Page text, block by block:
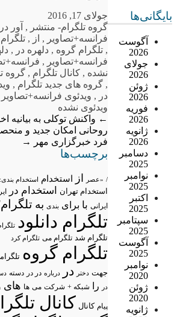
بایگانی‌ها
آگوست
2026
جولای
2026
ژوئن
2026
فوریه
2026
ژانویه
2026
دسامبر
2025
نوامبر
2025
اکتبر
2025
سپتامبر
2025
آگوست
2025
نوامبر
2020
ژوئن
2020
ژانویه
جولای 17, 2016
گروه تلگرام- منتشر , آور در
فرانسه+تصاویر , از , تلگرام
, تلگرام گروه , دلهره در ,
فرانسه+تصاویر ,
نشده , کانال تلگرام , گروه
, گروه های جدید تلگرام ,
در , ویدئوی فرانسه+تصاویر
ویدئوی نشده
← واکنش توکلی به بیانیه
روحانی امکان جدید و
فرد خبرگزاری مهر
→
برچسب‌ها
/ «عصر از استخدام استخدام بندی:
استخدام تهران استخدام در
ایرانی با برای بندی به
تلگرام دانلود
تلگرام شد تلگرام می تلگرام کرد
تلگرام گروه
جهت دختر در درباره در در دسته
در
را شبکه + شرکت می ها های
پیام کانال کانال